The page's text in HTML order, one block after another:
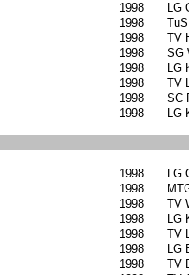
1998
LG
1998
1998
TV
1998
SG
1998
LG
1998
TV
1998
SC
1998 LG
1998
LG
1998
1998
TV
1998
LG
1998
TV
1998
LG
1998
TV